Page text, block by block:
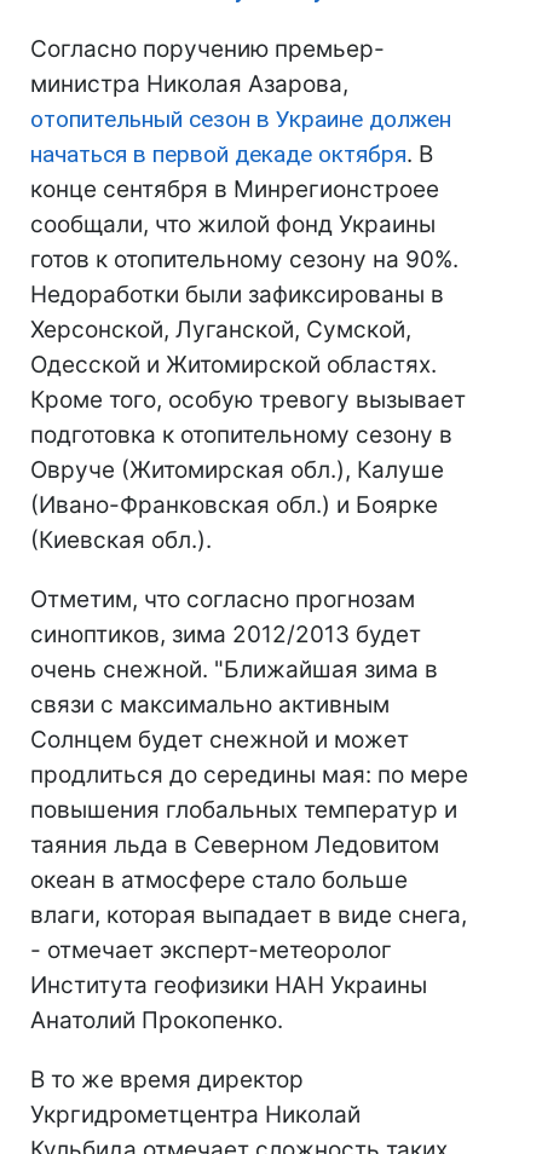
Согласно поручению премьер-
министра Николая Азарова,
отопительный сезон в Украине должен
начаться в первой декаде октября. В
конце сентября в Минрегионстроее
сообщали, что жилой фонд Украины
готов к отопительному сезону на 90%.
Недоработки были зафиксированы в
Херсонской, Луганской, Сумской,
Одесской и Житомирской областях.
Кроме того, особую тревогу вызывает
подготовка к отопительному сезону в
Овруче (Житомирская обл.), Калуше
(Ивано-Франковская обл.) и Боярке
(Киевская обл.).
Отметим, что согласно прогнозам
синоптиков, зима 2012/2013 будет
очень снежной. "Ближайшая зима в
связи с максимально активным
Солнцем будет снежной и может
продлиться до середины мая: по мере
повышения глобальных температур и
таяния льда в Северном Ледовитом
океан в атмосфере стало больше
влаги, которая выпадает в виде снега,
- отмечает эксперт-метеоролог
Института геофизики НАН Украины
Анатолий Прокопенко.
В то же время директор
Укргидрометцентра Николай